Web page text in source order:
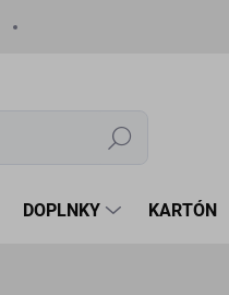
Hľadať
DOPLNKY KARTÓN